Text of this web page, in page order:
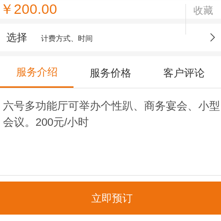
￥200.00 收藏
选择 计费方式、时间
服务介绍 服务价格 客户评论
六号多功能厅可举办个性趴、商务宴会、小型
会议。200元/小时
立即预订